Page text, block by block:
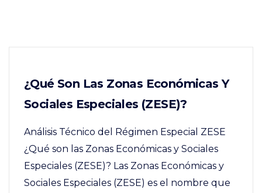
¿Qué Son Las Zonas Económicas Y
Sociales Especiales (ZESE)?
Análisis Técnico del Régimen Especial ZESE
¿Qué son las Zonas Económicas y Sociales
Especiales (ZESE)? Las Zonas Económicas y
Sociales Especiales (ZESE) es el nombre que